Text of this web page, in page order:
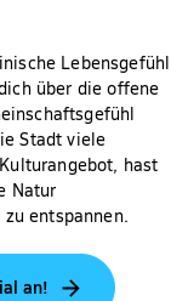
Lebensgefühl
über die offene
Stadt viele
hast
Natur
entspannen.
an!